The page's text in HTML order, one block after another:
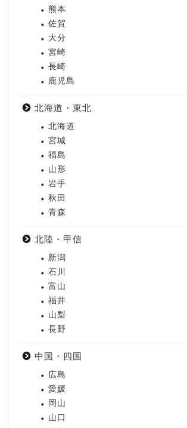
熊本
佐賀
大分
宮崎
長崎
鹿児島
北海道・東北
北海道
宮城
福島
山形
岩手
秋田
青森
北陸・甲信
新潟
石川
富山
福井
山梨
長野
中国・四国
広島
愛媛
岡山
山口